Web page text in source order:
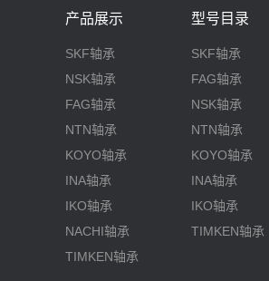
产品展示
SKF轴承
NSK轴承
FAG轴承
NTN轴承
KOYO轴承
INA轴承
IKO轴承
NACHI轴承
TIMKEN轴承
型号目录
SKF轴承
FAG轴承
NSK轴承
NTN轴承
KOYO轴承
INA轴承
IKO轴承
TIMKEN轴承